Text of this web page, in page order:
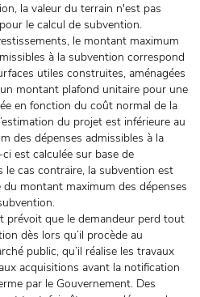
la valeur du terrain n'est pas
le calcul de subvention.
le montant maximum
à la subvention correspond
utiles construites, aménagées
montant plafond unitaire pour une
en fonction du coût normal de la
du projet est inférieure au
des dépenses admissibles à la
est calculée sur base de
le cas contraire, la subvention est
du montant maximum des dépenses
prévoit que le demandeur perd tout
dès lors qu’il procède au
public, qu’il réalise les travaux
acquisitions avant la notification
par le Gouvernement. Des